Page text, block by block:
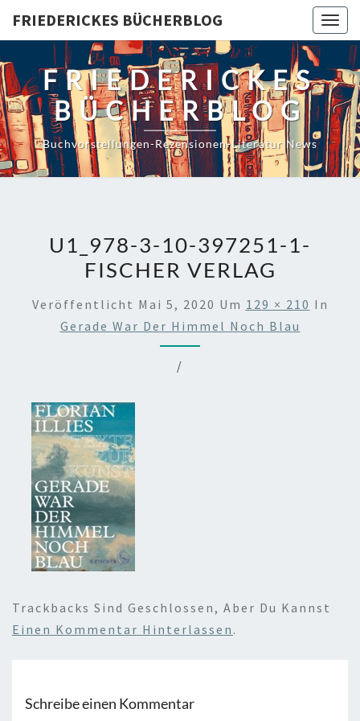
content
FRIEDERICKES BÜCHERBLOG
FRIEDERICKES
BÜCHERBLOG
Buchvorstellungen-Rezensionen-Literatur News
U1_978-3-10-397251-1-
FISCHER VERLAG
Veröffentlicht Mai 5, 2020 Um 129 × 210 In
Gerade War Der Himmel Noch Blau
/
Trackbacks Sind Geschlossen, Aber Du Kannst
Einen Kommentar Hinterlassen .
Schreibe einen Kommentar